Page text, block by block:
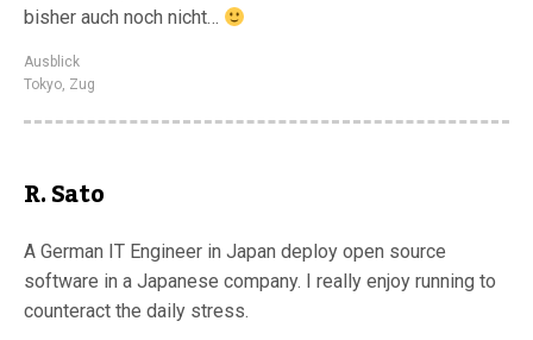
bisher auch noch nicht…
Ausblick
Tokyo, Zug
R. Sato
A German IT Engineer in Japan deploy open source
software in a Japanese company. I really enjoy running to
counteract the daily stress.